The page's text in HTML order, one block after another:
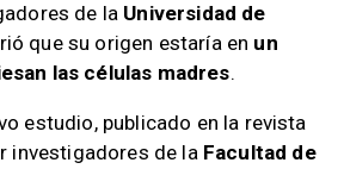
de la Universidad de
que su origen estaría en un
las células madres.
estudio, publicado en la revista
investigadores de la Facultad de